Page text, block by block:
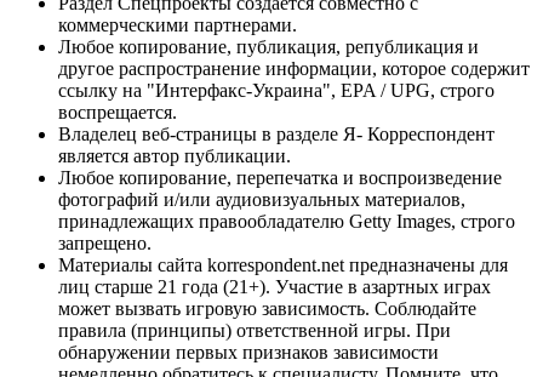
коммерческими партнерами.
Любое копирование, публикация, републикация и
другое распространение информации, которое содержит
ссылку на "Интерфакс-Украина", EPA / UPG, строго
воспрещается.
Владелец веб-страницы в разделе Я- Корреспондент
является автор публикации.
Любое копирование, перепечатка и воспроизведение
фотографий и/или аудиовизуальных материалов,
принадлежащих правообладателю Getty Images, строго
запрещено.
Материалы сайта korrespondent.net предназначены для
лиц старше 21 года (21+). Участие в азартных играх
может вызвать игровую зависимость. Соблюдайте
правила (принципы) ответственной игры. При
обнаружении первых признаков зависимости